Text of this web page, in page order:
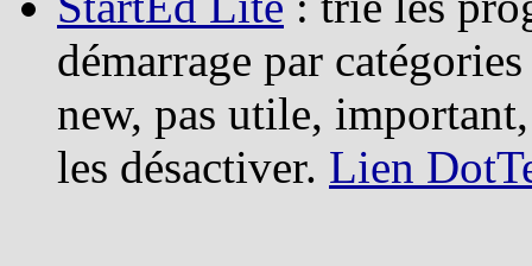
démarrage par
new, pas utile,
les désactiver. Lien